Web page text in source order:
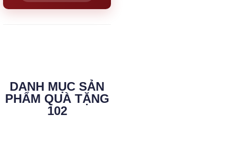
DANH MỤC SẢN
PHẨM QUÀ TẶNG
102